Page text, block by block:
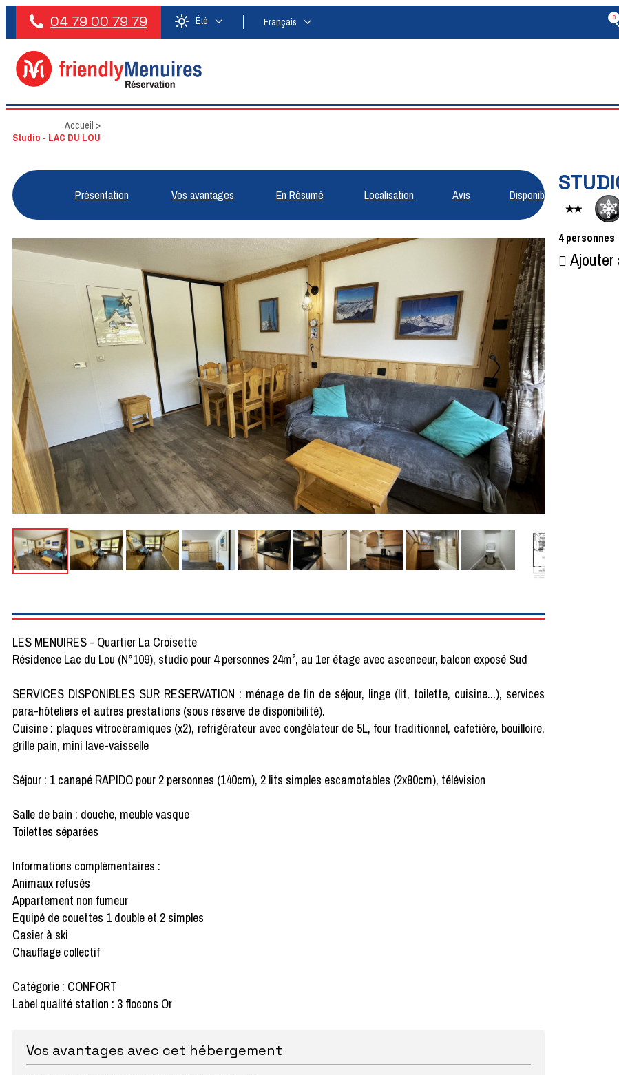
04 79 00 79 79 Été Français 0
Accueil >
Studio - LAC DU LOU
Présentation Vos avantages En Résumé Localisation Avis Disponibilités
4 personnes
Ajouter
LES MENUIRES - Quartier La Croisette
Résidence Lac du Lou (N°109), studio pour 4 personnes 24m², au 1er étage avec ascenceur, balcon exposé Sud
SERVICES DISPONIBLES SUR RESERVATION : ménage de fin de séjour, linge (lit, toilette, cuisine...), services
para-hôteliers et autres prestations (sous réserve de disponibilité).
Cuisine : plaques vitrocéramiques (x2), refrigérateur avec congélateur de 5L, four traditionnel, cafetière, bouilloire,
grille pain, mini lave-vaisselle
Séjour : 1 canapé RAPIDO pour 2 personnes (140cm), 2 lits simples escamotables (2x80cm), télévision
Salle de bain : douche, meuble vasque
Toilettes séparées
Informations complémentaires :
Animaux refusés
Appartement non fumeur
Equipé de couettes 1 double et 2 simples
Casier à ski
Chauffage collectif
Catégorie : CONFORT
Label qualité station : 3 flocons Or
Vos avantages avec cet hébergement